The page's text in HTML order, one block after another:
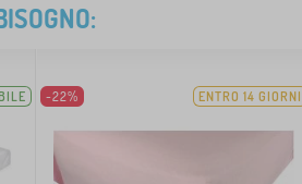
-22% ENTRO 14 GIORNI